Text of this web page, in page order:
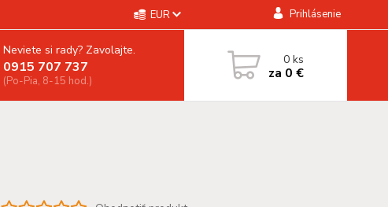
EUR Prihlásenie
Neviete si rady? Zavolajte.
0915 707 737
(Po-Pia, 8-15 hod.)
0ks
za 0 €